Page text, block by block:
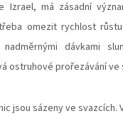
Izrael, má zásadní
omezit rychlost
dávkami
ostruhové prořezávání ve
jsou sázeny ve svazcích.